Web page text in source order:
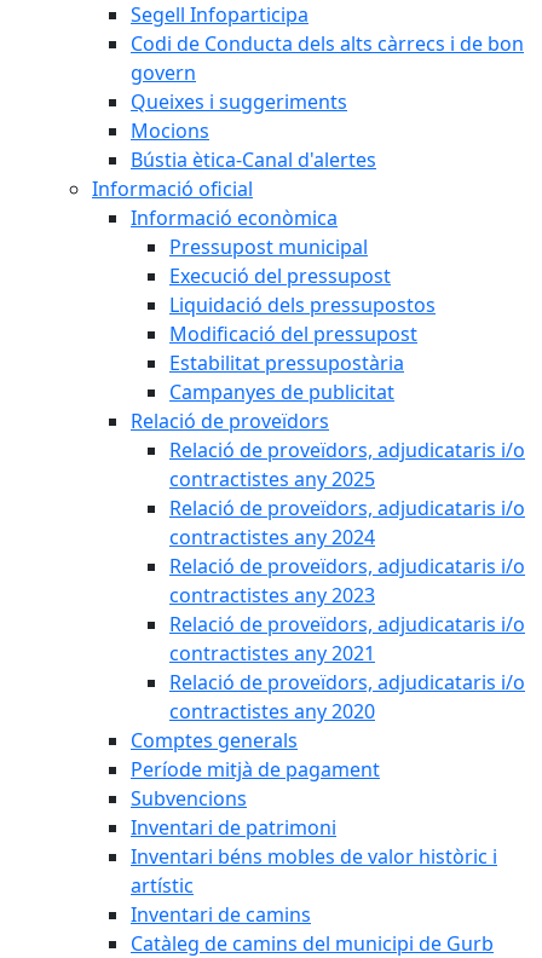
Segell Infoparticipa
Codi de Conducta dels alts càrrecs i de bon
govern
Queixes i suggeriments
Mocions
Bústia ètica-Canal d'alertes
Informació oficial
Informació econòmica
Pressupost municipal
Execució del pressupost
Liquidació dels pressupostos
Modificació del pressupost
Estabilitat pressupostària
Campanyes de publicitat
Relació de proveïdors
Relació de proveïdors, adjudicataris i/o
contractistes any 2025
Relació de proveïdors, adjudicataris i/o
contractistes any 2024
Relació de proveïdors, adjudicataris i/o
contractistes any 2023
Relació de proveïdors, adjudicataris i/o
contractistes any 2021
Relació de proveïdors, adjudicataris i/o
contractistes any 2020
Comptes generals
Període mitjà de pagament
Subvencions
Inventari de patrimoni
Inventari béns mobles de valor històric i
artístic
Inventari de camins
Catàleg de camins del municipi de Gurb